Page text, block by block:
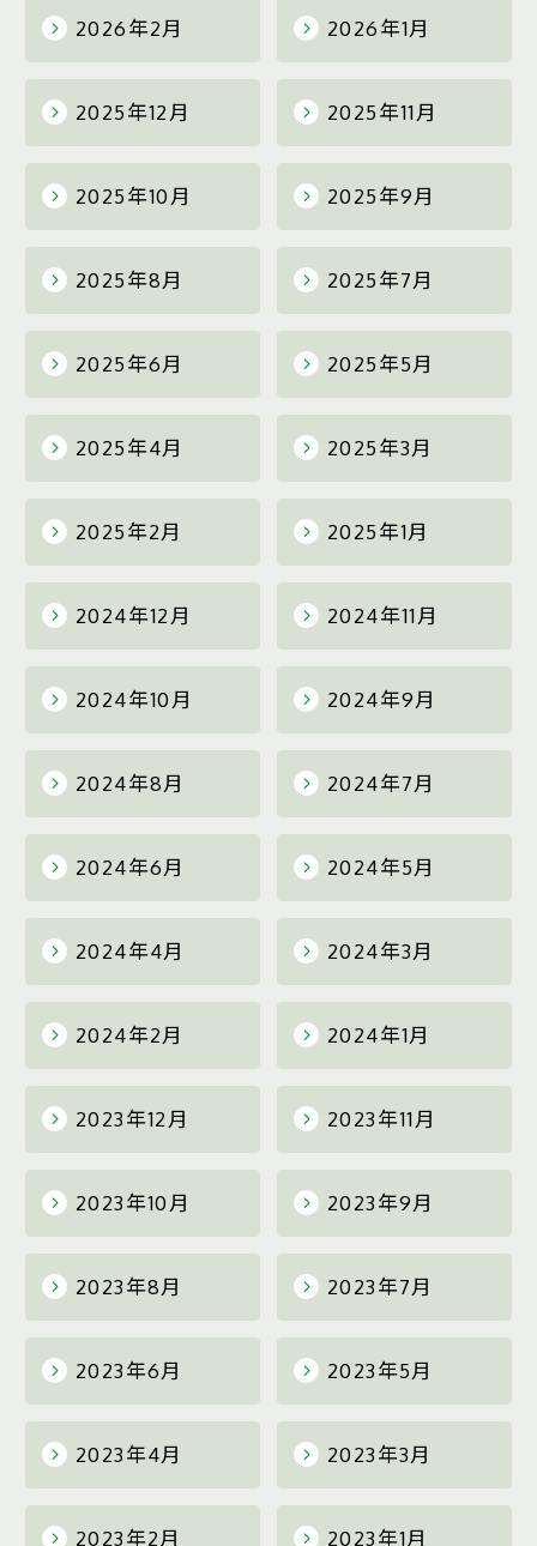
2026年2月 2026年1月
2025年12月 2025年11月
2025年10月 2025年9月
2025年8月 2025年7月
2025年6月 2025年5月
2025年4月 2025年3月
2025年2月 2025年1月
2024年12月 2024年11月
2024年10月 2024年9月
2024年8月 2024年7月
2024年6月 2024年5月
2024年4月 2024年3月
2024年2月 2024年1月
2023年12月 2023年11月
2023年10月 2023年9月
2023年8月 2023年7月
2023年6月 2023年5月
2023年4月 2023年3月
2023年2月 2023年1月